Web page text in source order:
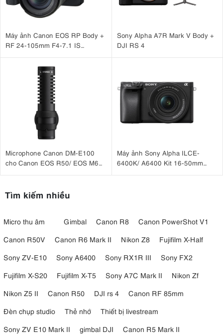
Máy ảnh Canon EOS RP Body +
RF 24-105mm F4-7.1 IS
Sony Alpha A7R Mark V Body +
DJI RS 4
Microphone Canon DM-E100
cho Canon EOS R50/ EOS M6
Máy ảnh Sony Alpha ILCE-
6400K/ A6400 Kit 16-50mm
Tìm kiếm nhiều
Micro thu âm Gimbal Canon R8
Canon PowerShot V1
Canon R50V
Canon R6 Mark II Nikon Z8
Fujifilm X-Half
Sony ZV-E10
Sony A6400 Sony RX1R III
Sony FX2
Fujifilm X-S20
Fujifilm X-T5 Sony A7C Mark II
Nikon Zf
Nikon Z5 II
Canon R50 DJI rs 4
Canon RF 85mm
Đèn chụp studio
Thẻ nhớ
Thiết bị livestream
Sony ZV E10 Mark II
gimbal DJI
Canon R5 Mark II